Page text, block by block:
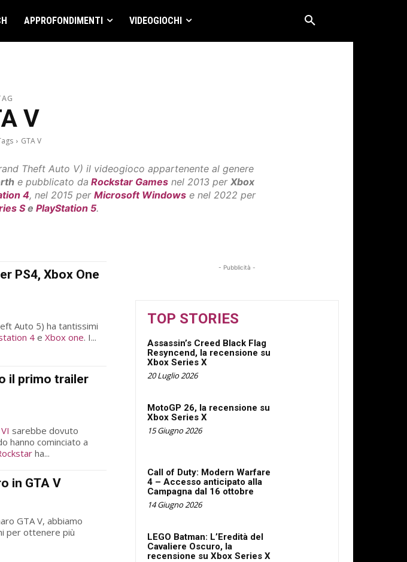
APPROFONDIMENTI VIDEOGIOCHI
V
GTA V
Theft Auto V) il videogioco appartenente al genere
e pubblicato da Rockstar Games nel 2013 perXbox
4, nel 2015 per Microsoft Windowse nel 2022 per
Se PlayStation 5.
PS4, Xbox One
Auto 5) ha tantissimi
4 eXbox one. I...
il primo trailer
sarebbe dovuto
hanno cominciato a
ha...
in GTA V
GTA V, abbiamo
per ottenere più
- Pubblicità -
TOP STORIES
Assassin’s Creed Black Flag
Resyncend, la recensione su
Xbox Series X
20 Luglio 2026
MotoGP 26, la recensione su
Xbox Series X
15 Giugno 2026
Call of Duty: Modern Warfare
4 – Accesso anticipato alla
Campagna dal 16 ottobre
14 Giugno 2026
LEGO Batman: L’Eredità del
Cavaliere Oscuro, la
recensione su Xbox Series X